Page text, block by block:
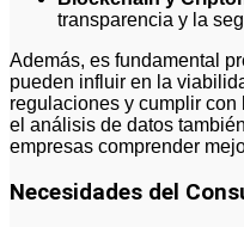
transparencia y la
Además, es fundamental
pueden influir en la
regulaciones y cumplir
el análisis de datos
empresas comprender
Necesidades del